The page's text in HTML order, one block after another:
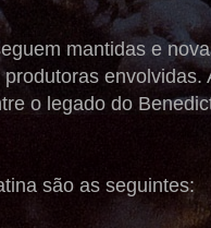
mantidas e
o legado do
são as seguintes: